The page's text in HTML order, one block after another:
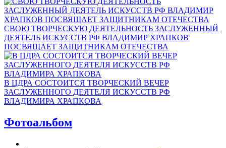
СВОЮ ТВОРЧЕСКУЮ ДЕЯТЕЛЬНОСТЬ ЗАСЛУЖЕННЫЙ
ДЕЯТЕЛЬ ИСКУССТВ РФ ВЛАДИМИР ХРАПКОВ
ПОСВЯЩАЕТ ЗАЩИТНИКАМ ОТЕЧЕСТВА
В ЦДРА СОСТОИТСЯ ТВОРЧЕСКИЙ ВЕЧЕР
ЗАСЛУЖЕННОГО ДЕЯТЕЛЯ ИСКУССТВ РФ
ВЛАДИМИРА ХРАПКОВА
Фотоальбом